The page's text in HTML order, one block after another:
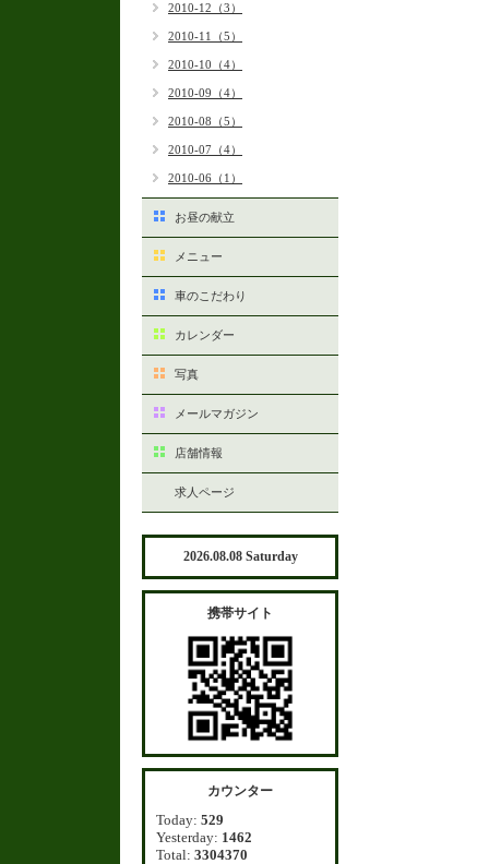
2010-12（3）
2010-11（5）
2010-10（4）
2010-09（4）
2010-08（5）
2010-07（4）
2010-06（1）
お昼の献立
メニュー
車のこだわり
カレンダー
写真
メールマガジン
店舗情報
求人ページ
2026.08.08 Saturday
携帯サイト
カウンター
Today: 529
Yesterday: 1462
Total: 3304370